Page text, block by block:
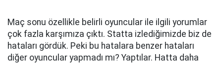
Maç sonu özellikle belirli oyuncular ile ilgili yorumlar
çok fazla karşımıza çıktı. Statta izlediğimizde biz de
hataları gördük. Peki bu hatalara benzer hataları
diğer oyuncular yapmadı mı? Yaptılar. Hatta daha